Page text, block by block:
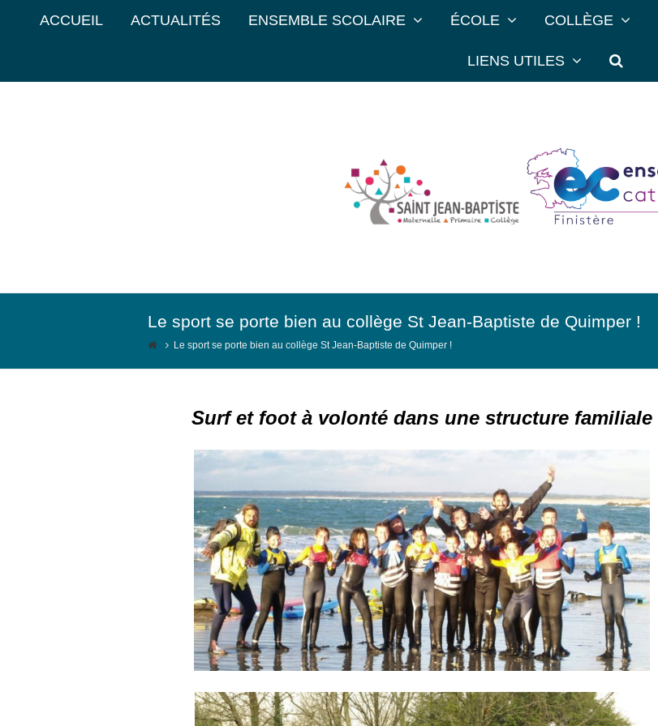
ACCUEIL ACTUALITÉS ENSEMBLE SCOLAIRE ÉCOLE COLLÈGE
LIENS UTILES
Le sport se porte bien au collège St Jean-Baptiste de Quimper !
Le sport se porte bien au collège St Jean-Baptiste de Quimper !
Surf et foot à volonté dans une structure familiale